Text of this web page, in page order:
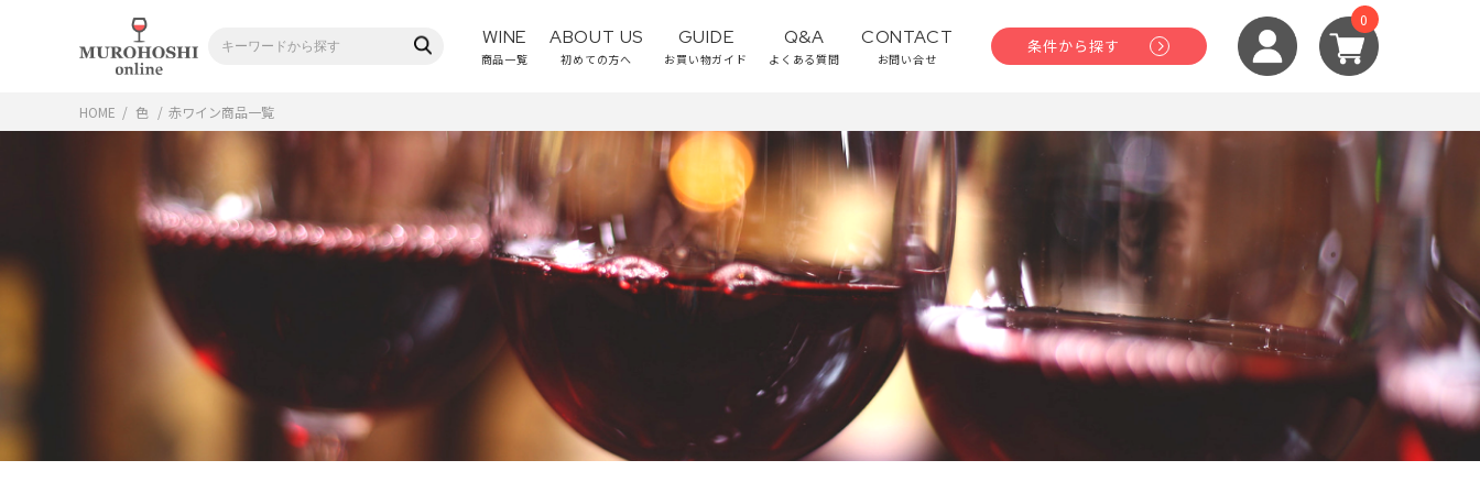
WINE
商品一覧
ABOUT US
初めての方へ
GUIDE
お買い物ガイド
Q&A
よくある質問
CONTACT
お問い合せ
条件から探す
0
HOME / 色 / 赤ワイン商品一覧